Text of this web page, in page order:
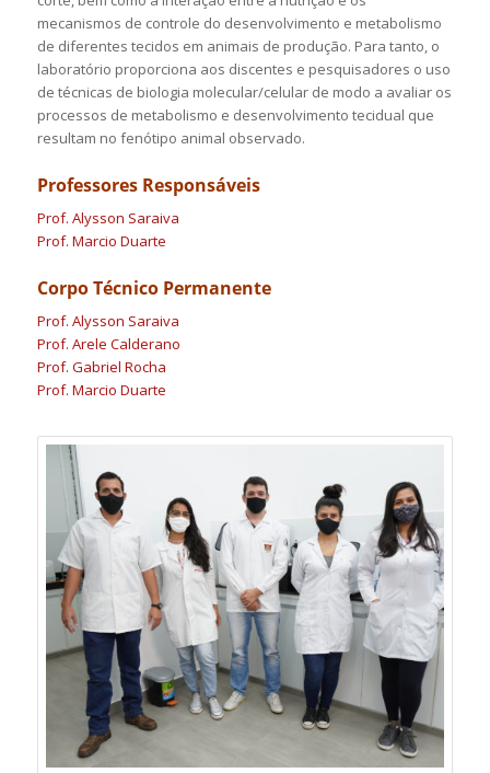
mecanismos de controle do desenvolvimento e metabolismo
de diferentes tecidos em animais de produção. Para tanto, o
laboratório proporciona aos discentes e pesquisadores o uso
de técnicas de biologia molecular/celular de modo a avaliar os
processos de metabolismo e desenvolvimento tecidual que
resultam no fenótipo animal observado.
Professores Responsáveis
Prof. Alysson Saraiva
Prof. Marcio Duarte
Corpo Técnico Permanente
Prof. Alysson Saraiva
Prof. Arele Calderano
Prof. Gabriel Rocha
Prof. Marcio Duarte